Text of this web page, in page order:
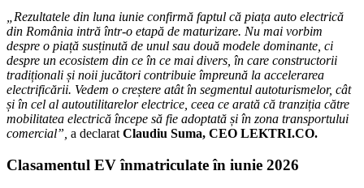
„Rezultatele din luna iunie confirmă faptul că piața auto electrică
din România intră într-o etapă de maturizare. Nu mai vorbim
despre o piață susținută de unul sau două modele dominante, ci
despre un ecosistem din ce în ce mai divers, în care constructorii
tradiționali și noii jucători contribuie împreună la accelerarea
electrificării. Vedem o creștere atât în segmentul autoturismelor, cât
și în cel al autoutilitarelor electrice, ceea ce arată că tranziția către
mobilitatea electrică începe să fie adoptată și în zona transportului
comercial”, a declarat Claudiu Suma, CEO LEKTRI.CO.
Clasamentul EV înmatriculate în iunie 2026